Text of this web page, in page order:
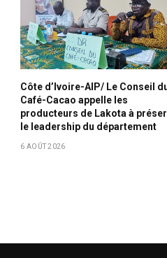
Côte d’Ivoire-AIP/ Le Conseil
Café-Cacao appelle les
producteurs de Lakota à
le leadership du département
6 AOÛT 2026